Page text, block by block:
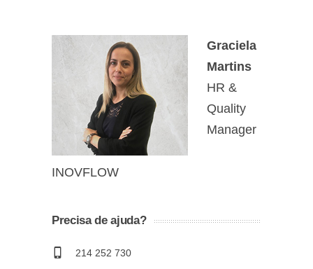
Graciela
Martins
HR &
Quality
Manager
INOVFLOW
Precisa de ajuda?
214 252 730